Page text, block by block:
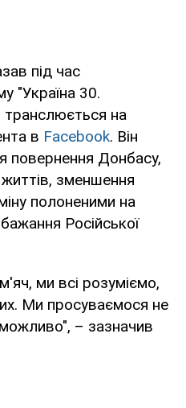
під час
"Україна 30.
транслюється на
в Facebook. Він
повернення Донбасу,
зменшення
полоненими на
Російської
ми всі розуміємо,
Ми просуваємося не
– зазначив